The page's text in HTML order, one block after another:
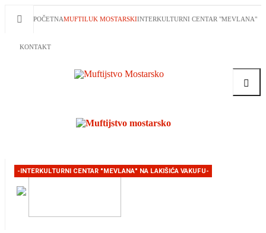
POČETNAMUFTILUK MOSTARSKIINTERKULTURNI CENTAR "MEVLANA"
KONTAKT
Traži
-INTERKULTURNI CENTAR "MEVLANA" NA LAKIŠIĆA VAKUFU-